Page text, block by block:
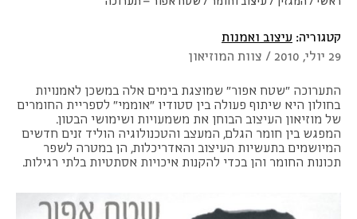
קטגוריה: עיצוב ואמנות
29 יולי, 2010 / צוות המוזיאון
התערוכה "שטח אפור" שמוצגת בימים אלה במשכן לאמנויות
בחולון היא שיתוף פעולה בין סטודיו "אוממי" לספריית החומרים
של מוזיאון העיצוב הבוחן את משמעויות ושימושי הבטון.
המפגש בין חומר הגלם, המעצב והטכנולוגיה הוליד זנים חדשים
המיושמים בתעשיות העיצוב והאדריכלות, הן במטרה לשפר
תכונות החומר והן בכדי להקנות איכויות אסתטיות בלתי רגילות.